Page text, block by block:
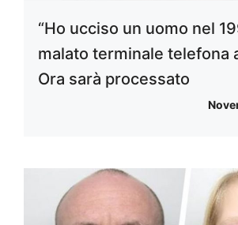
“Ho ucciso un uomo nel
malato terminale telefona
Ora sarà processato